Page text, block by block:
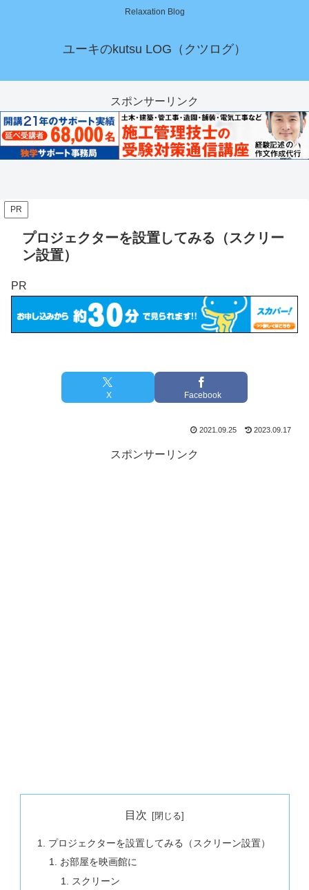
Relaxation Blog
ユーキのkutsu LOG（クツログ）
スポンサーリンク
PR
プロジェクターを設置してみる（スクリー
ン設置）
PR
X Facebook
2021.09.25 2023.09.17
スポンサーリンク
目次
プロジェクターを設置してみる（スクリーン設置）
お部屋を映画館に
スクリーン